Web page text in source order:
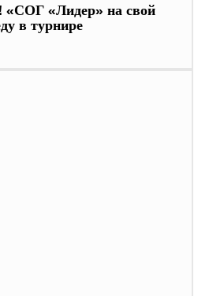
«СОГ «Лидер» на свой
в турнире